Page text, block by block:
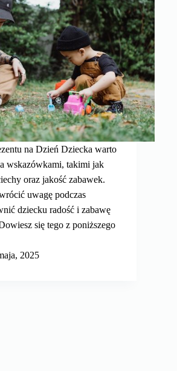
na Dzień Dziecka warto
wskazówkami, takimi jak
oraz jakość zabawek.
uwagę podczas
dziecku radość i zabawę
się tego z poniższego
2025